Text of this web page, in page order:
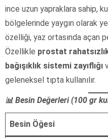
ince uzun yapraklara sahip,
bölgelerinde yaygın olarak
özelliği, yaz ortasında açan
Özellikle prostat
bağışıklık sistemi zayıflığı
geleneksel tıpta kullanılır.
📊 Besin Değerleri (100 gr
Besin Öğesi